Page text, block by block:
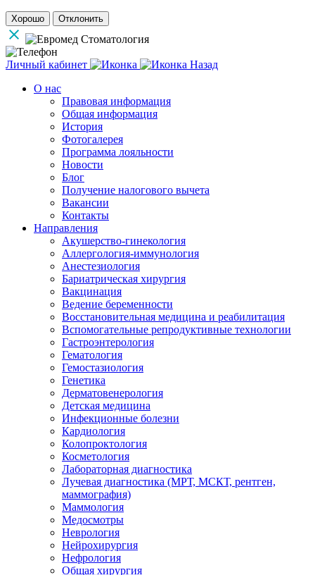
Хорошо Отклонить
Личный кабинет
Назад
О нас
Правовая информация
Общая информация
История
Фотогалерея
Программа лояльности
Новости
Блог
Получение налогового вычета
Вакансии
Контакты
Направления
Акушерство-гинекология
Аллергология-иммунология
Анестезиология
Бариатрическая хирургия
Вакцинация
Ведение беременности
Восстановительная медицина и реабилитация
Вспомогательные репродуктивные технологии
Гастроэнтерология
Гематология
Гемостазиология
Генетика
Дерматовенерология
Детская медицина
Инфекционные болезни
Кардиология
Колопроктология
Косметология
Лабораторная диагностика
Лучевая диагностика (МРТ, МСКТ, рентген,
маммография)
Маммология
Медосмотры
Неврология
Нейрохирургия
Нефрология
Общая хирургия